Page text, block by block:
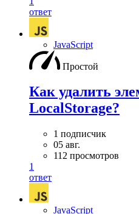
ответ
JavaScript
Простой
Как удалить
LocalStorage?
1 подписчик
05 авг.
112 просмотров
1
ответ
JavaScript